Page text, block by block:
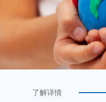
了解详情